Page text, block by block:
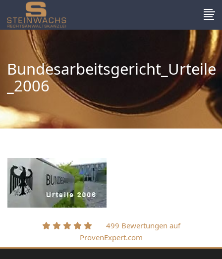
Bundesarbeitsgericht_Urteile
_2006
499 Bewertungen auf
ProvenExpert.com